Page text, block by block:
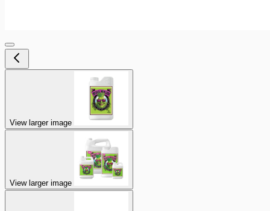
View larger image
View larger image